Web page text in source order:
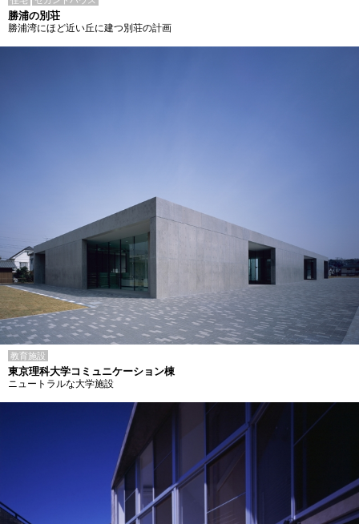
勝浦の別荘
勝浦湾にほど近い丘に建つ別荘の計画
教育施設
東京理科大学コミュニケーション棟
ニュートラルな大学施設